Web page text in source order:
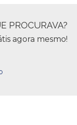
PROCURAVA?
agora mesmo!